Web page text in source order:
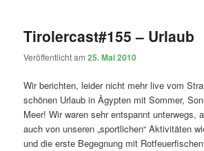
Tirolercast#155 – Urlaub
Veröffentlicht am25. Mai 2010
Wir berichten, leider nicht mehr live vom
schönen Urlaub in Ägypten mit Sommer,
Meer! Wir waren sehr entspannt unterwegs,
auch von unseren „sportlichen“ Aktivitäten
und die erste Begegnung mit